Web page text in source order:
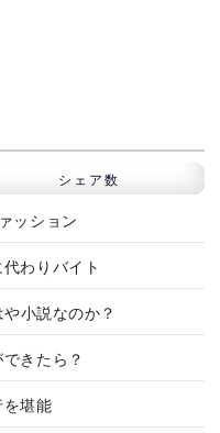
シェア数
ッション
わりバイト
小説なのか？
きたら？
を堪能